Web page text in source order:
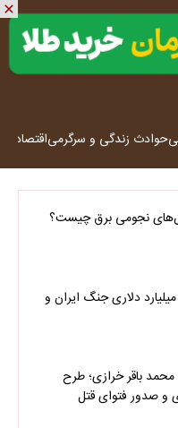
حوادث زندگی و سرگرمیاقتصاد
نجومی برق چیست؟
دلاری جنگ ایران و
باقر خرازی؛ طرح
و صدور فتوای قتل